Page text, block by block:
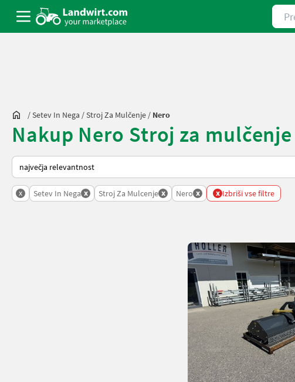
/Setev In Nega /Stroj Za Mulčenje / Nero
Nakup Nero Stroj za
Tako je razvrščeno na Landwirt.com
x Setev In Nega x Stroj Za Mulcenje x Nero x x Izbriši vse filtre